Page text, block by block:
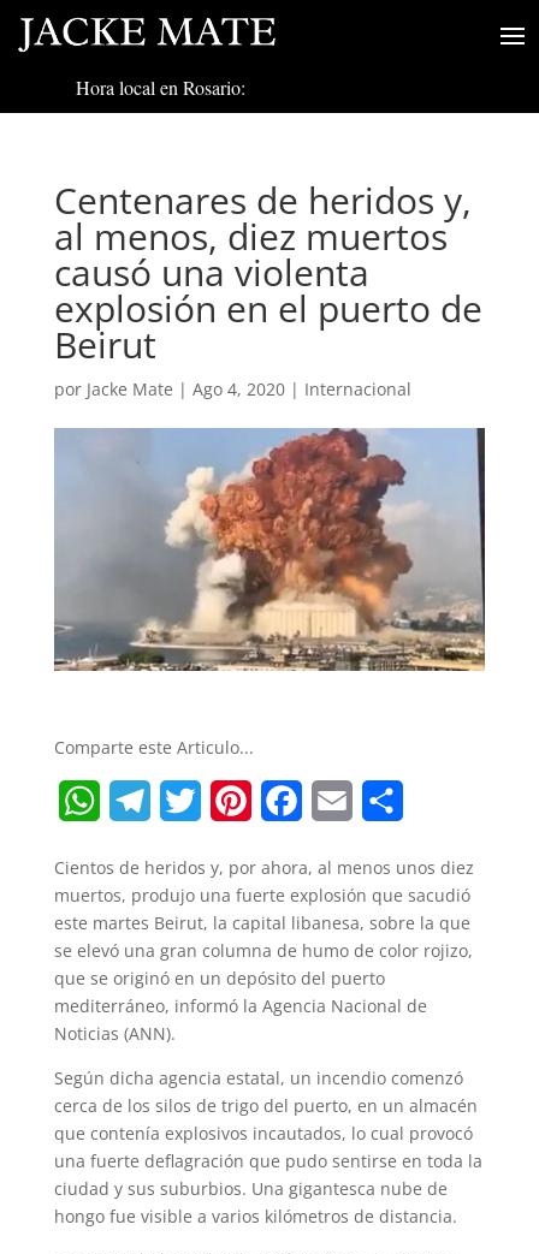
Hora local en Rosario:
Centenares de heridos y,
al menos, diez muertos
causó una violenta
explosión en el puerto de
Beirut
por Jacke Mate | Ago 4, 2020| Internacional
Comparte este Articulo...
W
a
t
s
A
p
p
l
e
g
r
a
m
i
t
t
e
n
t
e
r
s
t
c
e
b
o
k
a
i
l
a
r
e
Cientos de heridos y, por ahora, al menos unos diez
muertos, produjo una fuerte explosión que sacudió
este martes Beirut, la capital libanesa, sobre la que
se elevó una gran columna de humo de color rojizo,
que se originó en un depósito del puerto
mediterráneo, informó la Agencia Nacional de
Noticias (ANN).
Según dicha agencia estatal, un incendio comenzó
cerca de los silos de trigo del puerto, en un almacén
que contenía explosivos incautados, lo cual provocó
una fuerte deflagración que pudo sentirse en toda la
ciudad y sus suburbios. Una gigantesca nube de
hongo fue visible a varios kilómetros de distancia.